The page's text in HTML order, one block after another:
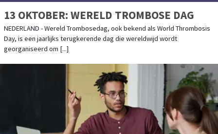
13 OKTOBER: WERELD TROMBOSE DAG
NEDERLAND - Wereld Trombosedag, ook bekend als World Thrombosis
Day, is een jaarlijks terugkerende dag die wereldwijd wordt
georganiseerd om [...]